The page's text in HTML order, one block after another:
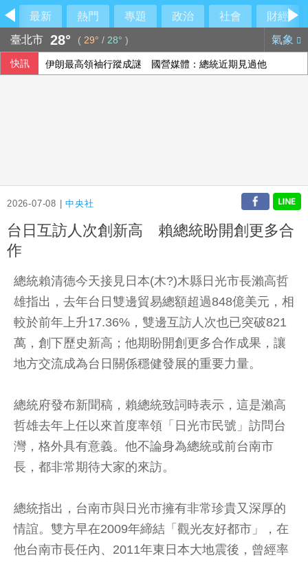
最新 熱門 專題 政治 社會
財經
臺北市 28° ( 29° / 28° ) 氣象
快訊 伊朗最高領袖行蹤成謎 國營媒體：總統近期見過他
2026-07-08 |中央社
台日互訪人次創新高 賴總統盼開創更多合
作
總統賴清德今天接見日本(木?)木縣日光市長瀨高哲
雄指出，去年台日雙邊貿易總額超過848億美元，相
較於前年上升17.36%，雙邊互訪人次也已突破821
萬，創下歷史新高；他期盼開創更多合作成果，讓
地方交流成為台日關係穩健發展的重要力量。
總統府發布新聞稿，賴總統致詞時表示，這是瀨高
哲雄去年上任以來首度率領「日光市民號」訪問台
灣，格外具有意義。他不論身為總統或前台南市
長，都非常期待大家的來訪。
總統指出，台南市與日光市擁有非常珍貴又深厚的
情誼。雙方早在2009年締結「觀光友好都市」，在
他台南市長任內、2011年東日本大地震後，曾經率